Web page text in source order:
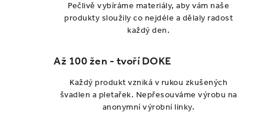
Pečlivě vybíráme materiály, aby vám naše
produkty sloužily co nejdéle a dělaly radost
každý den.
Až 100 žen - tvoří DOKE
Každý produkt vzniká v rukou zkušených
švadlen a pletařek. Nepřesouváme výrobu na
anonymní výrobní linky.